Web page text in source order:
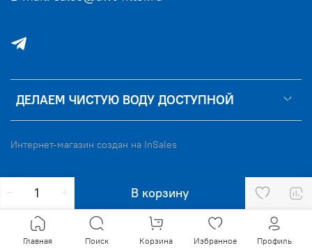
В корзину
ДЕЛАЕМ ЧИСТУЮ ВОДУ ДОСТУПНОЙ
Интернет-магазин создан на InSales
Главная Поиск Корзина Избранное Профиль